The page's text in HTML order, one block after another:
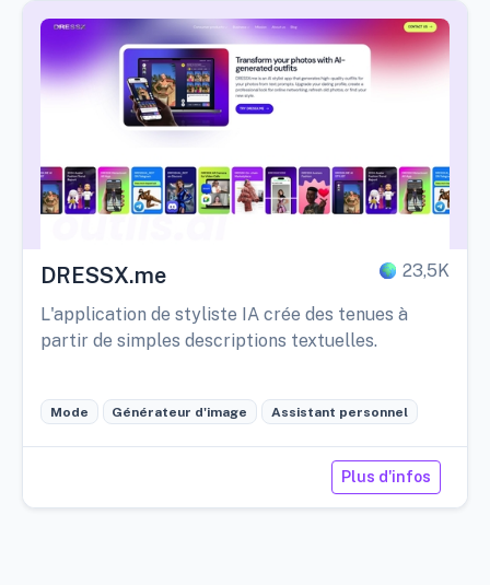
DRESSX.me 23,5K
L'application de styliste IA crée des tenues à
partir de simples descriptions textuelles.
Mode Générateur d'image Assistant personnel
Plus d'infos